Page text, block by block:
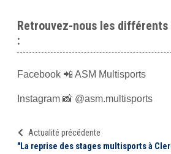
Retrouvez-nous les
:
Facebook 📲 ASM Multisports
Instagram 📸 @asm.multisports
Actualité précédente
"La reprise des stages multisports à